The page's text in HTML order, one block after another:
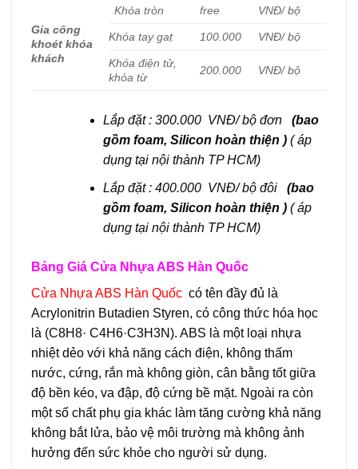
Gia công
khoét khóa
khách
Khóa tròn free VNĐ/ bộ
Khóa tay gaṭ 100.000 VNĐ/ bộ
Khóa điện tử,
khóa từ
200.000 VNĐ/ bộ
Lắp đặt : 300.000 VNĐ/ bộ đơn
(bao
gồm foam, Silicon hoàn thiện ) ( áp
dụng tại nội thành TP HCM)
Lắp đặt : 400.000 VNĐ/ bộ đôi
(bao
gồm foam, Silicon hoàn thiện ) ( áp
dụng tại nội thành TP HCM)
Bảng Giá Cửa Nhựa ABS Hàn Quốc
Cửa Nhựa ABS Hàn Quốc có tên đầy đủ là
Acrylonitrin Butadien Styren, có công thức hóa học
là (C8H8· C4H6·C3H3N). ABS là một loại nhựa
nhiệt dẻo với khả năng cách điện, không thấm
nước, cứng, rắn mà không giòn, cân bằng tốt giữa
độ bền kéo, va đập, độ cứng bề mặt. Ngoài ra còn
một số chất phụ gia khác làm tăng cường khả năng
không bắt lửa, bảo vệ môi trường mà không ảnh
hưởng đến sức khỏe cho người sử dụng.